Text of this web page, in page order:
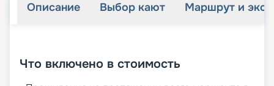
Описание Выбор кают Маршрут и
Что включено в стоимость